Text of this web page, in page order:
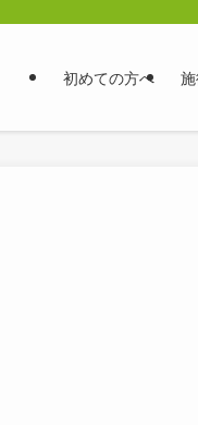
初めての方へ